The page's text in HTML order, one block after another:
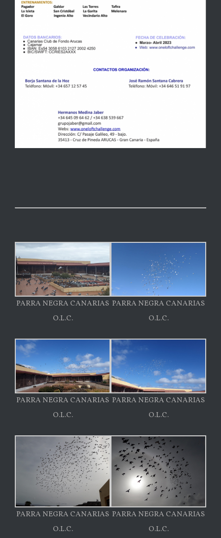
PARRA NEGRA CANARIAS
O.L.C.
PARRA NEGRA CANARIAS
O.L.C.
PARRA NEGRA CANARIAS
O.L.C.
PARRA NEGRA CANARIAS
O.L.C.
PARRA NEGRA CANARIAS
O.L.C.
PARRA NEGRA CANARIAS
O.L.C.